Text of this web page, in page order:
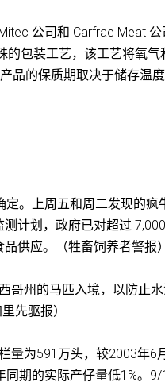
公司和 Carfrae Meat 公
的包装工艺，该工艺将氧气
品的保质期取决于储存温度
。上周五和周二发现的疯
计划，政府已对超过
供应。（牲畜饲养者警报）
哥州的马匹入境，以防止
先驱报）
量为591万头，较2003年6
期的实际产仔量低1%。9/